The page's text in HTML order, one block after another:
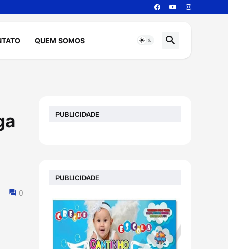
QUEM SOMOS
0
PUBLICIDADE
PUBLICIDADE